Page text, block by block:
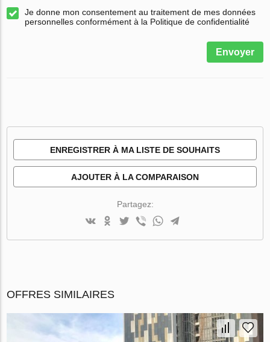
Je donne mon consentement au traitement de mes données
personnelles conformément à la Politique de confidentialité
Envoyer
ENREGISTRER À MA LISTE DE SOUHAITS
AJOUTER À LA COMPARAISON
Partagez:
OFFRES SIMILAIRES